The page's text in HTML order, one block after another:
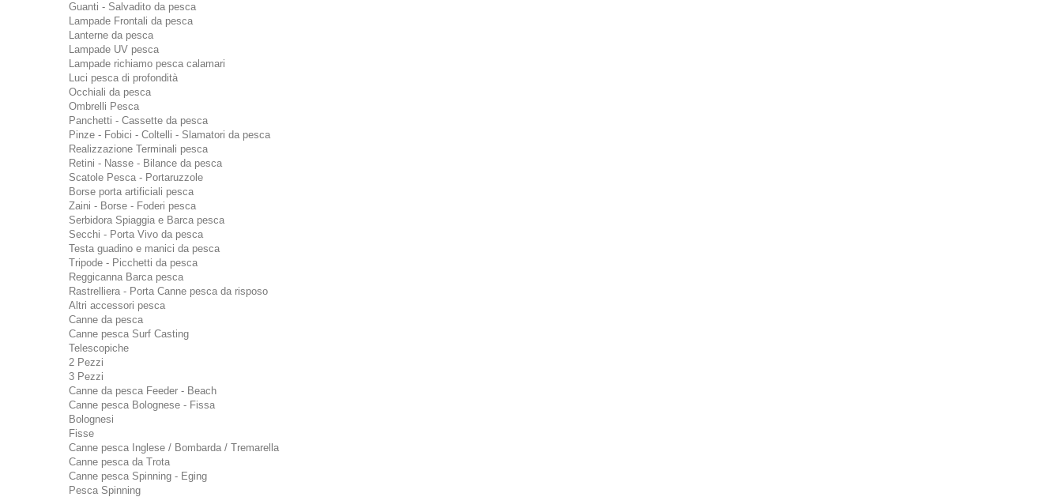
Guanti - Salvadito da pesca
Lampade Frontali da pesca
Lanterne da pesca
Lampade UV pesca
Lampade richiamo pesca calamari
Luci pesca di profondità
Occhiali da pesca
Ombrelli Pesca
Panchetti - Cassette da pesca
Pinze - Fobici - Coltelli - Slamatori da pesca
Realizzazione Terminali pesca
Retini - Nasse - Bilance da pesca
Scatole Pesca - Portaruzzole
Borse porta artificiali pesca
Zaini - Borse - Foderi pesca
Serbidora Spiaggia e Barca pesca
Secchi - Porta Vivo da pesca
Testa guadino e manici da pesca
Tripode - Picchetti da pesca
Reggicanna Barca pesca
Rastrelliera - Porta Canne pesca da risposo
Altri accessori pesca
Canne da pesca
Canne pesca Surf Casting
Telescopiche
2 Pezzi
3 Pezzi
Canne da pesca Feeder - Beach
Canne pesca Bolognese - Fissa
Bolognesi
Fisse
Canne pesca Inglese / Bombarda / Tremarella
Canne pesca da Trota
Canne pesca Spinning - Eging
Pesca Spinning